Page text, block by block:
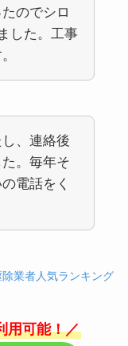
のでシロ
した。工事
、連絡後
。毎年そ
電話をく
業者人気ランキング
用可能！／